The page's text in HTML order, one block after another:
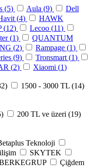
(5) Aula (9)
Dell
(4)
HAWK
(12) Lecoo (11)
(1)
QUANTUM
(2) Rampage (1)
(9) Tronsmart (1)
(2) Xiaomi (1)
) 1500 - 3000 TL (14)
) 200 TL ve üzeri (19)
Teknoloji
SKYTEK
Çiğdem